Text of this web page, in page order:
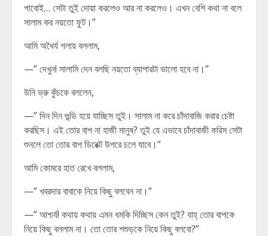
পাবোই… সেটা তুই দোয়া করলেও আর না করলেও। এখন বেশি কথা না বলে
সালাম কর নয়তো ফুট।”
আমি অধৈর্য গলায় বললাম,
—” দেখুন! সালামি দেন বলছি নয়তো ব্যাপারটা ভালো হবে না।”
উনি ভ্রু কুঁচকে বললেন,
—” দিন দিন গুন্ডি হয়ে যাচ্ছিস তুই। সালাম না করে চাঁদাবাজি করার চেষ্টা
করছিস। এই তোর বাপ না হাজী মানুষ? তুই যে এভাবে চাঁদাবাজী করিস সেটা
শুনলে তো তোর বাপ ডিরেক্ট উপরে চলে যাবে।”
আমি কোমরে হাত রেখে বললাম,
—” খবরদার বাবাকে নিয়ে কিছু বলবেন না।”
—” আশ্চর্য! কথায় কথায় এমন ধমকি দিচ্ছিস কেন তুই? যাহ্ তোর বাপকে
নিয়ে কিছু বললাম না। তো তোর শশুড়কে নিয়ে কিছু বলবো?”